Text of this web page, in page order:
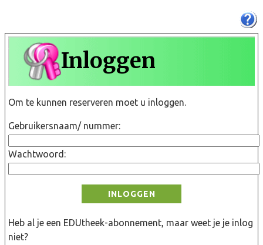
Inloggen
Om te kunnen reserveren moet u inloggen.
Gebruikersnaam/ nummer:
Wachtwoord:
INLOGGEN
Heb al je een EDUtheek-abonnement, maar weet je je inlog
niet?